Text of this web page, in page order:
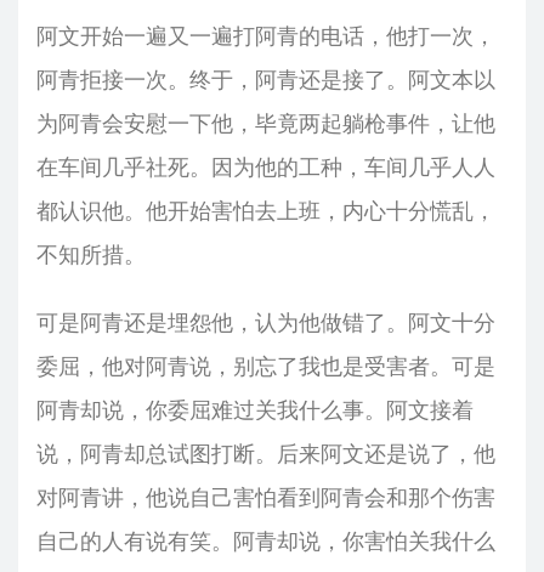
阿文开始一遍又一遍打阿青的电话，他打一次，
阿青拒接一次。终于，阿青还是接了。阿文本以
为阿青会安慰一下他，毕竟两起躺枪事件，让他
在车间几乎社死。因为他的工种，车间几乎人人
都认识他。他开始害怕去上班，内心十分慌乱，
不知所措。
可是阿青还是埋怨他，认为他做错了。阿文十分
委屈，他对阿青说，别忘了我也是受害者。可是
阿青却说，你委屈难过关我什么事。阿文接着
说，阿青却总试图打断。后来阿文还是说了，他
对阿青讲，他说自己害怕看到阿青会和那个伤害
自己的人有说有笑。阿青却说，你害怕关我什么